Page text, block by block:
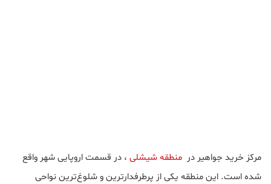
مرکز خرید جواهیر در منطقه شیشلی ، در قسمت اروپایی شهر واقع
شده است. این منطقه یکی از پرطرفدارترین و شلوغ‌ترین نواحی